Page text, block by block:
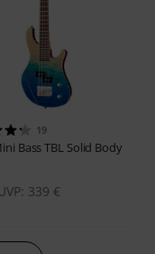
19
Bass TBL Solid Body
339 €